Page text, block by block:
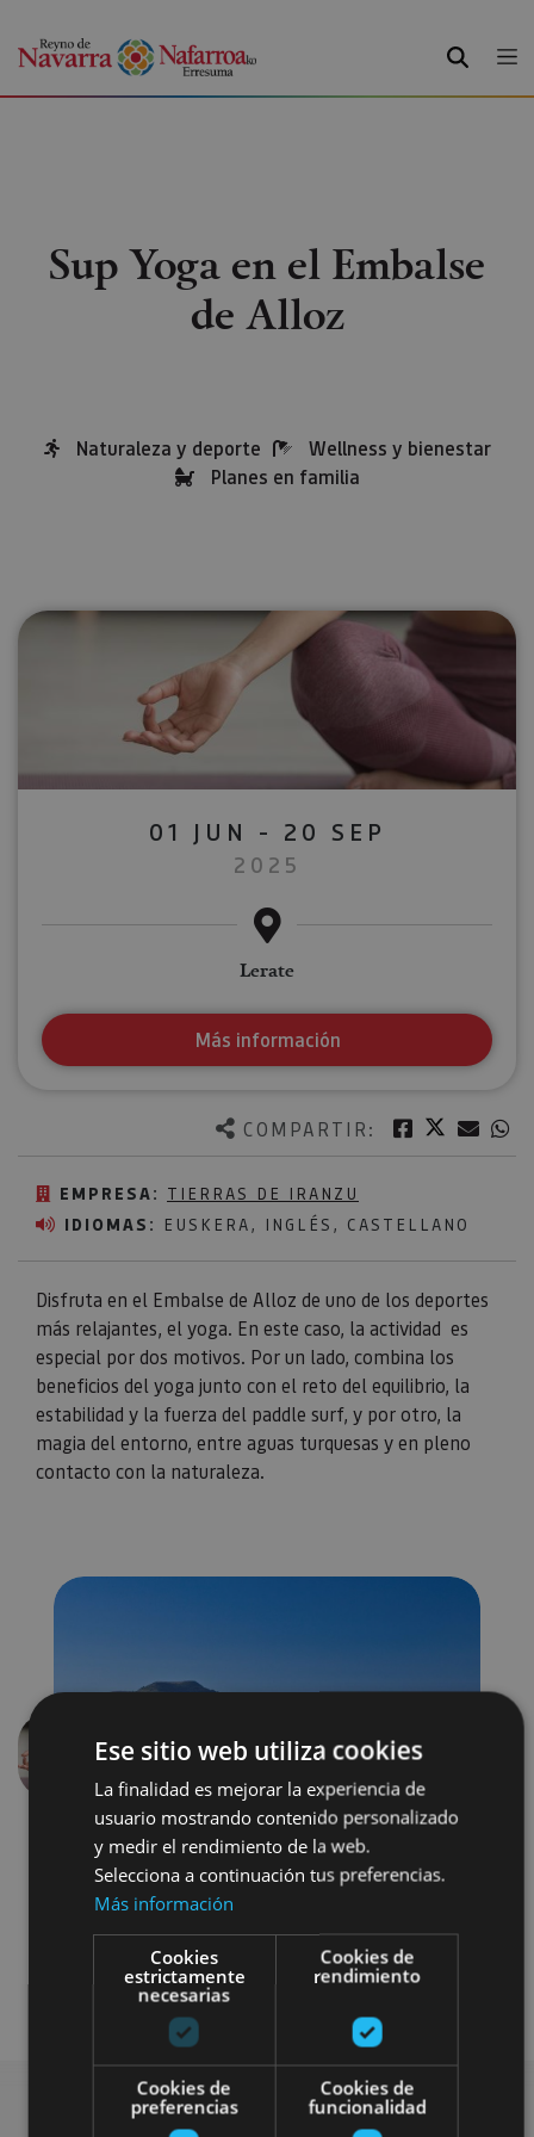
BUSCAR
Sup Yoga en el Embalse
de Alloz
Naturaleza y deporte
Wellness y bienestar
Planes en familia
COMPARTIR: Facebook
Twitter
EMPRESA: TIERRAS DE IRANZU
IDIOMAS: EUSKERA, INGLÉS, CASTELLANO
Disfruta en el Embalse de Alloz de uno de los deportes
más relajantes, el yoga. En este caso, la actividad es
especial por dos motivos. Por un lado, combina los
beneficios del yoga junto con el reto del equilibrio, la
estabilidad y la fuerza del paddle surf, y por otro, la
magia del entorno, entre aguas turquesas y en pleno
contacto con la naturaleza.
01 JUN - 20 SEP
2025
Lerate
Más información
Anterior
Ese sitio web utiliza cookies
La finalidad es mejorar la experiencia de
usuario mostrando contenido personalizado
y medir el rendimiento de la web.
Selecciona a continuación tus preferencias.
Más información
Cookies
estrictamente
necesarias
Cookies de
rendimiento
Cookies de
preferencias
Cookies de
funcionalidad